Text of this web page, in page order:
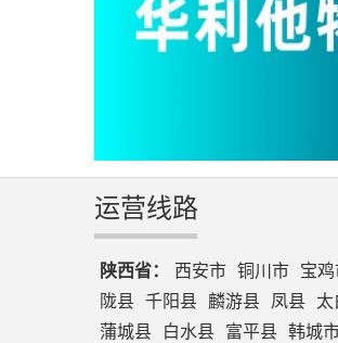
运营线路
陕西省： 西安市 铜川市 宝
陇县 千阳县 麟游县 凤县
蒲城县 白水县 富平县 韩城